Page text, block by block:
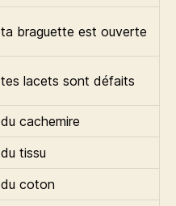
ta braguette est ouverte
tes lacets sont défaits
du cachemire
du tissu
du coton